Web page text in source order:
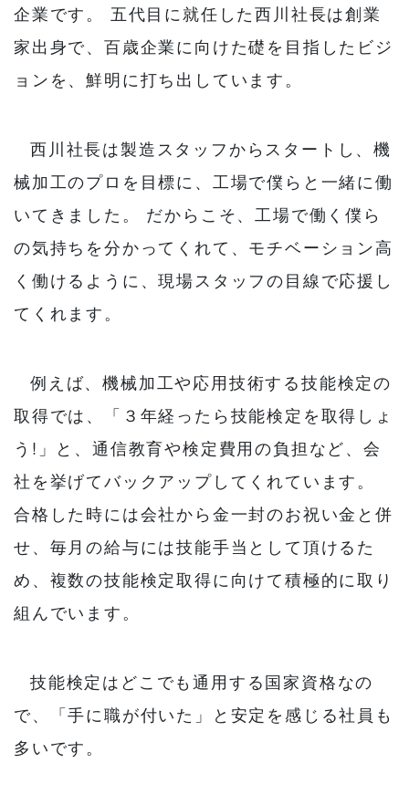
企業です。 五代目に就任した西川社長は創業
家出身で、百歳企業に向けた礎を目指したビジ
ョンを、鮮明に打ち出しています。
西川社長は製造スタッフからスタートし、機
械加工のプロを目標に、工場で僕らと一緒に働
いてきました。 だからこそ、工場で働く僕ら
の気持ちを分かってくれて、モチベーション高
く働けるように、現場スタッフの目線で応援し
てくれます。
例えば、機械加工や応用技術する技能検定の
取得では、「３年経ったら技能検定を取得しょ
う!」と、通信教育や検定費用の負担など、会
社を挙げてバックアップしてくれています。
合格した時には会社から金一封のお祝い金と併
せ、毎月の給与には技能手当として頂けるた
め、複数の技能検定取得に向けて積極的に取り
組んでいます。
技能検定はどこでも通用する国家資格なの
で、「手に職が付いた」と安定を感じる社員も
多いです。